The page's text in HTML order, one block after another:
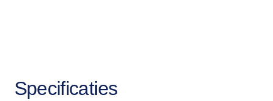
Specificaties